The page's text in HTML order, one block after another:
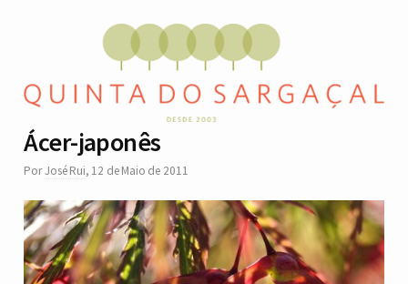
Ácer-japonês
PorJosé Rui, 12 de Maio de 2011